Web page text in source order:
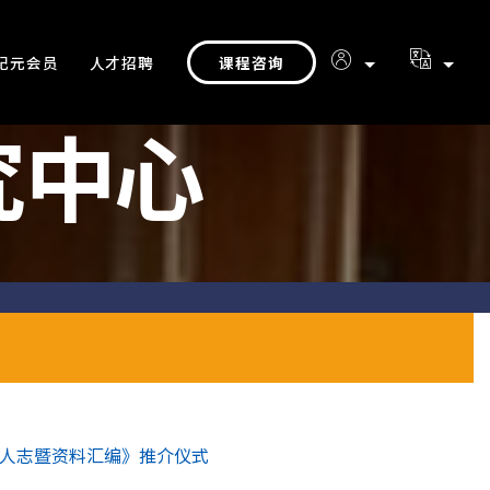
元会员 人才招聘 课程咨询
心
志暨资料汇编》推介仪式